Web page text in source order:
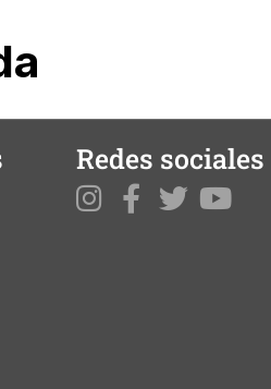
Redes sociales